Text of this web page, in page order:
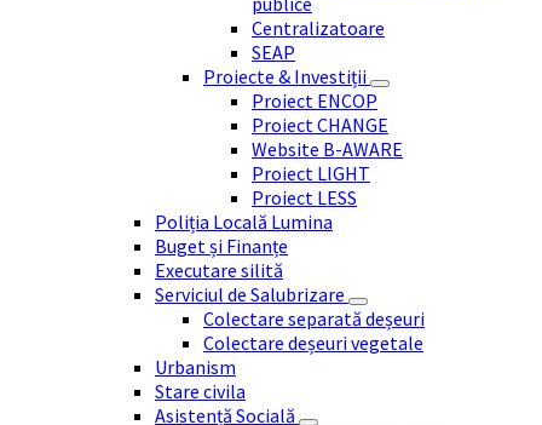
Centralizatoare
SEAP
Proiecte & Investiții
Proiect ENCOP
Proiect CHANGE
Website B-AWARE
Proiect LIGHT
Proiect LESS
Poliția Locală Lumina
Buget și Finanțe
Executare silită
Serviciul de Salubrizare
Colectare separată deșeuri
Colectare deșeuri vegetale
Urbanism
Stare civila
Asistență Socială